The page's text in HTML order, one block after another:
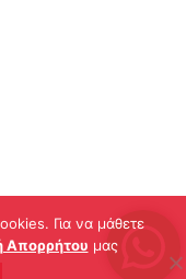
Για να μάθετε
Απορρήτου μας